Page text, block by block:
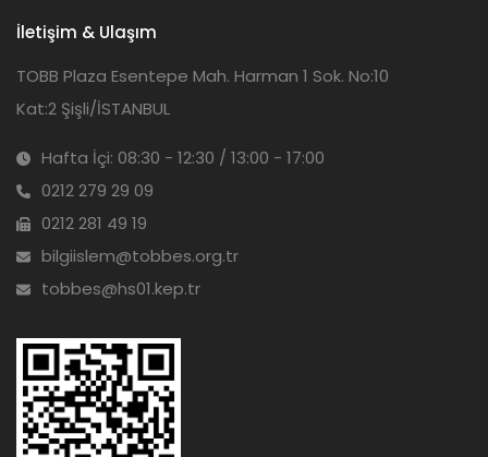
İletişim & Ulaşım
TOBB Plaza Esentepe Mah. Harman 1 Sok. No:10
Kat:2 Şişli/İSTANBUL
Hafta İçi: 08:30 - 12:30 / 13:00 - 17:00
0212 279 29 09
0212 281 49 19
bilgiislem@tobbes.org.tr
tobbes@hs01.kep.tr